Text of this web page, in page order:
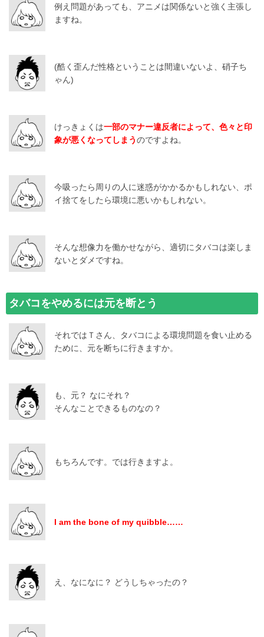
例え問題があっても、アニメは関係ないと強く主張し
ますね。
(酷く歪んだ性格ということは間違いないよ、硝子ち
ゃん)
けっきょくは一部のマナー違反者によって、色々と印
象が悪くなってしまうのですよね。
今吸ったら周りの人に迷惑がかかるかもしれない、ポ
イ捨てをしたら環境に悪いかもしれない。
そんな想像力を働かせながら、適切にタバコは楽しま
ないとダメですね。
タバコをやめるには元を断とう
それではＴさん、タバコによる環境問題を食い止める
ために、元を断ちに行きますか。
も、元？ なにそれ？
そんなことできるものなの？
もちろんです。では行きますよ。
I am the bone of my quibble……
え、なになに？ どうしちゃったの？